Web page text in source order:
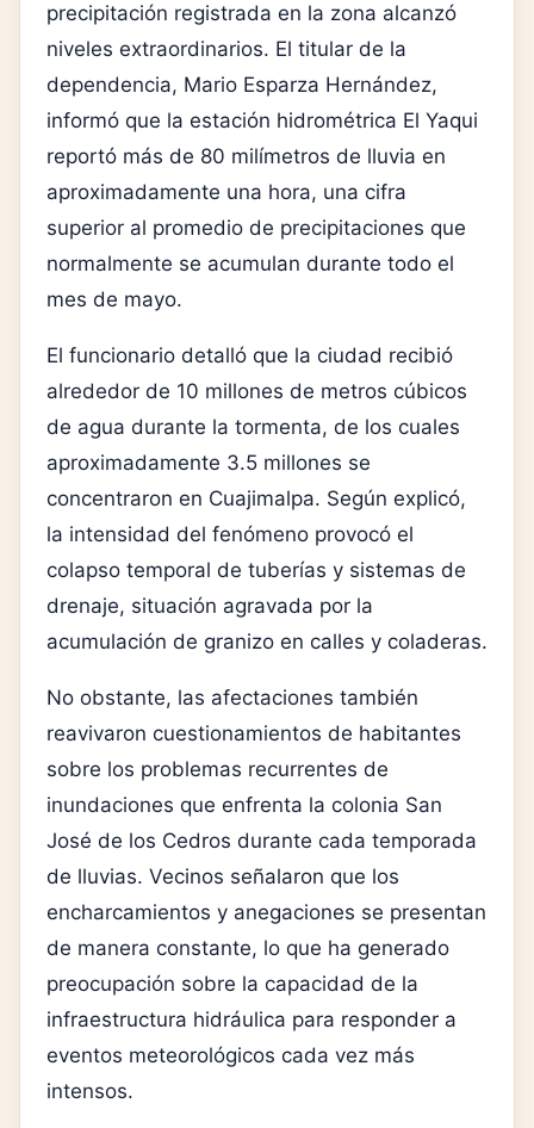
precipitación registrada en la zona alcanzó
niveles extraordinarios. El titular de la
dependencia, Mario Esparza Hernández,
informó que la estación hidrométrica El Yaqui
reportó más de 80 milímetros de lluvia en
aproximadamente una hora, una cifra
superior al promedio de precipitaciones que
normalmente se acumulan durante todo el
mes de mayo.
El funcionario detalló que la ciudad recibió
alrededor de 10 millones de metros cúbicos
de agua durante la tormenta, de los cuales
aproximadamente 3.5 millones se
concentraron en Cuajimalpa. Según explicó,
la intensidad del fenómeno provocó el
colapso temporal de tuberías y sistemas de
drenaje, situación agravada por la
acumulación de granizo en calles y coladeras.
No obstante, las afectaciones también
reavivaron cuestionamientos de habitantes
sobre los problemas recurrentes de
inundaciones que enfrenta la colonia San
José de los Cedros durante cada temporada
de lluvias. Vecinos señalaron que los
encharcamientos y anegaciones se presentan
de manera constante, lo que ha generado
preocupación sobre la capacidad de la
infraestructura hidráulica para responder a
eventos meteorológicos cada vez más
intensos.